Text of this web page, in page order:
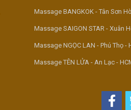
Massage BANGKOK - Tân Sơn
Massage SAIGON STAR - Xuân
Massage NGỌC LAN - Phú Thọ -
Massage TÊN LỬA - An Lạc -